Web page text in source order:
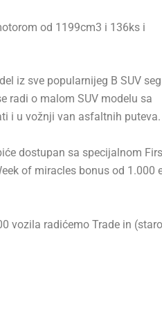
od 1199cm3 i 136ks i
iz sve popularnijeg B SUV
radi o malom SUV modelu sa
i u vožnji van asfaltnih puteva.
dostupan sa specijalnom
of miracles bonus od 1.000
vozila radićemo Trade in